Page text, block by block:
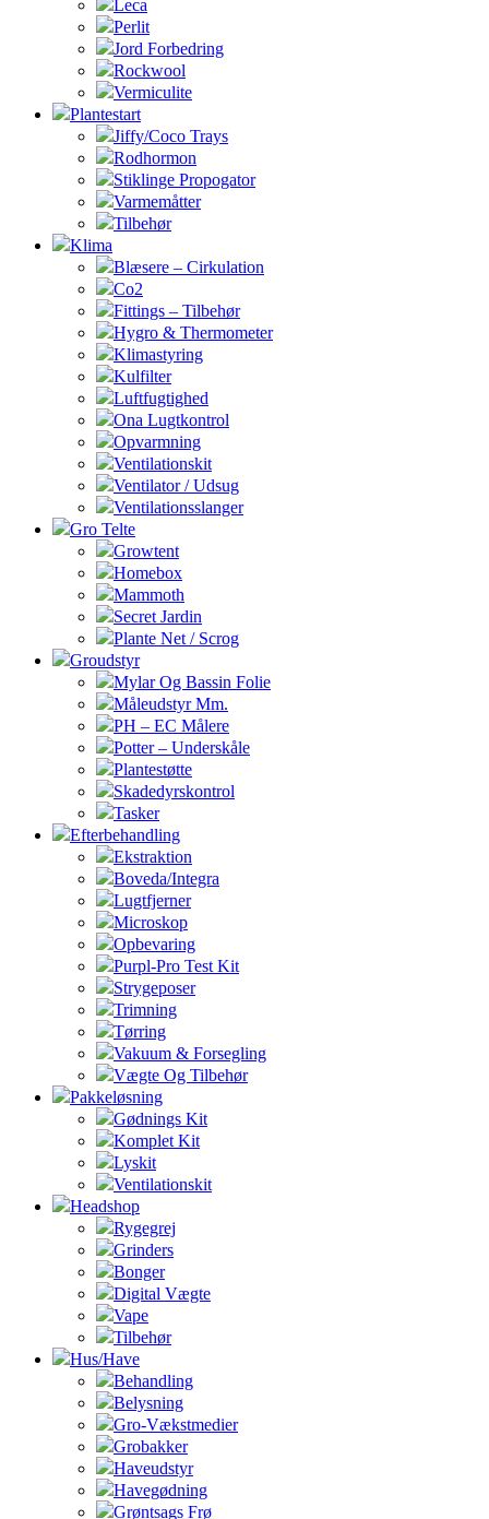
Leca
Perlit
Jord Forbedring
Rockwool
Vermiculite
Plantestart
Jiffy/Coco Trays
Rodhormon
Stiklinge Propogator
Varmemåtter
Tilbehør
Klima
Blæsere – Cirkulation
Co2
Fittings – Tilbehør
Hygro & Thermometer
Klimastyring
Kulfilter
Luftfugtighed
Ona Lugtkontrol
Opvarmning
Ventilationskit
Ventilator / Udsug
Ventilationsslanger
Gro Telte
Growtent
Homebox
Mammoth
Secret Jardin
Plante Net / Scrog
Groudstyr
Mylar Og Bassin Folie
Måleudstyr Mm.
PH – EC Målere
Potter – Underskåle
Plantestøtte
Skadedyrskontrol
Tasker
Efterbehandling
Ekstraktion
Boveda/Integra
Lugtfjerner
Microskop
Opbevaring
Purpl-Pro Test Kit
Strygeposer
Trimning
Tørring
Vakuum & Forsegling
Vægte Og Tilbehør
Pakkeløsning
Gødnings Kit
Komplet Kit
Lyskit
Ventilationskit
Headshop
Rygegrej
Grinders
Bonger
Digital Vægte
Vape
Tilbehør
Hus/Have
Behandling
Belysning
Gro-Vækstmedier
Grobakker
Haveudstyr
Havegødning
Grøntsags Frø